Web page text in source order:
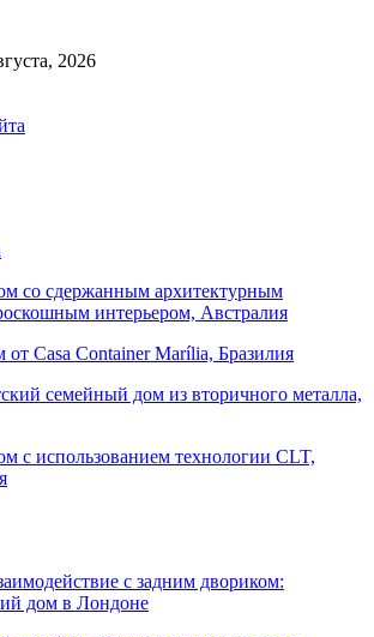
2026
со сдержанным архитектурным
интерьером, Австралия
Casa Container Marília, Бразилия
семейный дом из вторичного металла,
с использованием технологии CLT,
с задним двориком:
дом в Лондоне